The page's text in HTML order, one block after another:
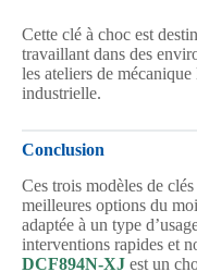
Cette clé à choc est
travaillant dans des
les ateliers de
industrielle.
Conclusion
Ces trois modèles de
meilleures options du
adaptée à un type
interventions rapides et
DCF894N-XJ est un